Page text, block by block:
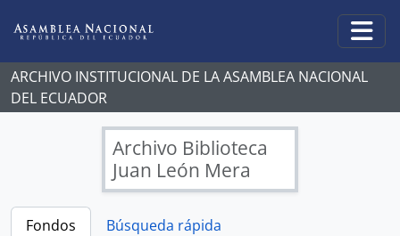
ARCHIVO INSTITUCIONAL DE LA ASAMBLEA NACIONAL
DEL ECUADOR
Archivo Biblioteca
Juan León Mera
Fondos
Búsqueda rápida